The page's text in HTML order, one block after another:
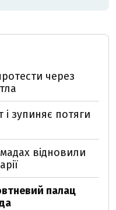
через
зупиняє потяги
відновили
палац